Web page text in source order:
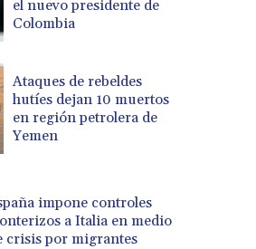
el nuevo presidente de
Colombia
Ataques de rebeldes
hutíes dejan 10 muertos
en región petrolera de
Yemen
impone controles
a Italia en medio
crisis por migrantes